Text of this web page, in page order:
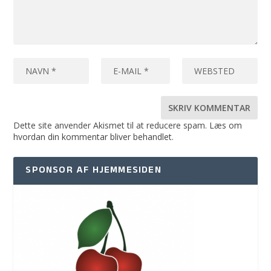
Dette site anvender Akismet til at reducere spam. Læs om
hvordan din kommentar bliver behandlet.
SPONSOR AF HJEMMESIDEN